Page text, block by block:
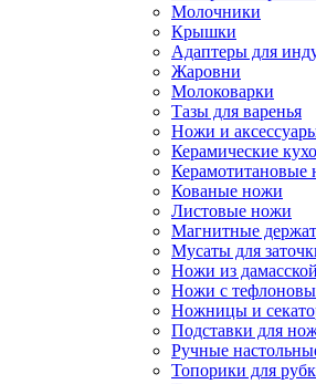
Молочники
Крышки
Адаптеры для
Жаровни
Молоковарки
Тазы для варенья
Ножи и
Керамические
Керамотитановые
Кованые ножи
Листовые ножи
Магнитные
Мусаты для
Ножи из
Ножи с
Ножницы и
Подставки для
Ручные
Топорики для